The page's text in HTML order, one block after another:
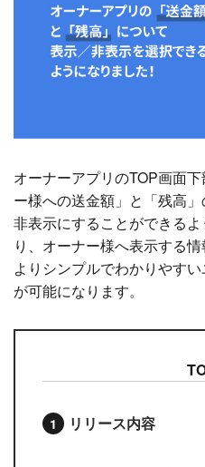
オーナーアプリのTOP画面
ー様への送金額」と「残高
非表示にすることができる
り、オーナー様へ表示する
よりシンプルでわかりやす
が可能になります。
リリース内容